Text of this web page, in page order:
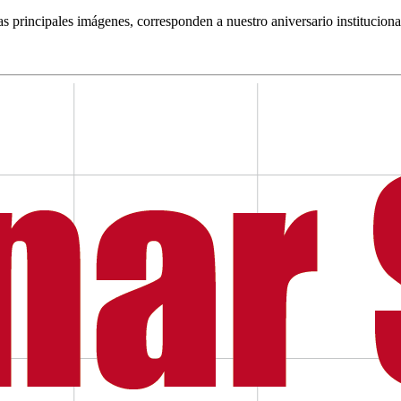
principales imágenes, corresponden a nuestro aniversario